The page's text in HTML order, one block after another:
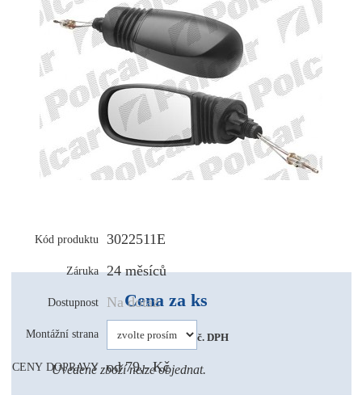
Kód produktu 3022511E
Záruka 24 měsíců
Dostupnost Na dotaz
Montážní strana
CENY DOPRAVY od 79,- Kč
Cena za ks
508 Kč vč. DPH
Uvedené zboží nelze objednat.